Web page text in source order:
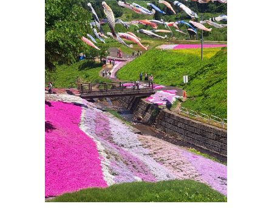
ました。
2022.07.25
高田高校野球部OB会会長としてのコメントを追加しました
2022.07.25
上越交通安全協会会長としてのコメントを追加しました。
2022.07.14
上越市防犯の日に地元の小学校で登下校の交通安全と防犯
について話をしました。
2022.07.10
地元の小学校で講師を務めました。